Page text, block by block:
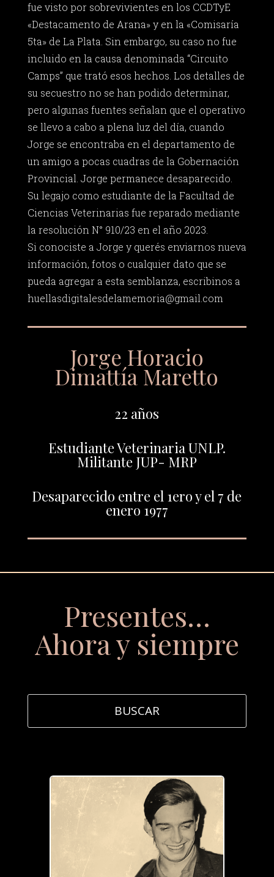
fue visto por sobrevivientes en los CCDTyE
«Destacamento de Arana» y en la «Comisaría
5ta» de La Plata. Sin embargo, su caso no fue
incluido en la causa denominada “Circuito
Camps” que trató esos hechos. Los detalles de
su secuestro no se han podido determinar,
pero algunas fuentes señalan que el operativo
se llevo a cabo a plena luz del día, cuando
Jorge se encontraba en el departamento de
un amigo a pocas cuadras de la Gobernación
Provincial. Jorge permanece desaparecido.
Su legajo como estudiante de la Facultad de
Ciencias Veterinarias fue reparado mediante
la resolución N° 910/23 en el año 2023.
Si conociste a Jorge y querés enviarnos nueva
información, fotos o cualquier dato que se
pueda agregar a esta semblanza, escribinos a
huellasdigitalesdelamemoria@gmail.com
Jorge Horacio
Dimattía Maretto
22 años
Estudiante Veterinaria UNLP.
Militante JUP- MRP
Desaparecido entre el 1ero y el 7 de
enero 1977
Presentes…
Ahora y siempre